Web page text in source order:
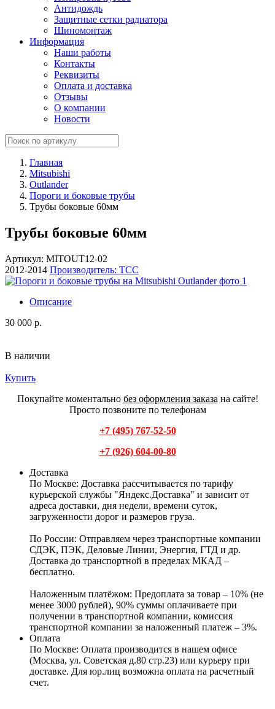
Антидождь
Защитные сетки радиатора
Шиномонтаж
Информация
Наши работы
Контакты
Реквизиты
Оплата и доставка
Отзывы
О компании
Новости
Главная
Mitsubishi
Outlander
Пороги и боковые трубы
Трубы боковые 60мм
Трубы боковые 60мм
Артикул: MITOUT12-02
2012-2014 Производитель: ТСС
Описание
30 000 р.
В наличии
Купить
Покупайте моментально без оформления заказа на сайте!
Просто позвоните по телефонам
+7 (495) 767-52-50
+7 (926) 604-00-80
Доставка
По Москве: Доставка рассчитывается по тарифу
курьерской службы "Яндекс.Доставка" и зависит от
адреса доставки, дня недели, времени суток,
загруженности дорог и размеров груза.
По России: Отправляем через транспортные компании
СДЭК, ПЭК, Деловые Линии, Энергия, ГТД и др.
Доставка до транспортной в пределах МКАД –
бесплатно.
Наложенным платёжом: Предоплата за товар – 10% (не
менее 3000 рублей), 90% суммы оплачиваете при
получении в транспортной компании, комиссия
транспортной компании за наложенный платеж – 3%.
Оплата
По Москве: Оплата производится в нашем офисе
(Москва, ул. Советская д.80 стр.23) или курьеру при
доставке. Для юр.лиц возможна оплата на расчетный
счет.